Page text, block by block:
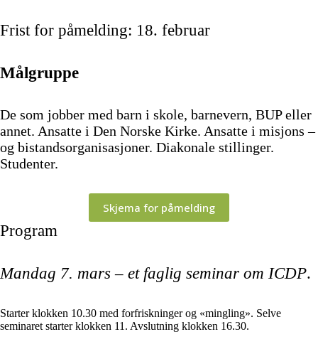
Frist for påmelding: 18. februar
Målgruppe
De som jobber med barn i skole, barnevern, BUP eller
annet. Ansatte i Den Norske Kirke. Ansatte i misjons –
og bistandsorganisasjoner. Diakonale stillinger.
Studenter.
Skjema for påmelding
Program
Mandag 7. mars – et faglig seminar om ICDP.
Starter klokken 10.30 med forfriskninger og «mingling». Selve
seminaret starter klokken 11. Avslutning klokken 16.30.